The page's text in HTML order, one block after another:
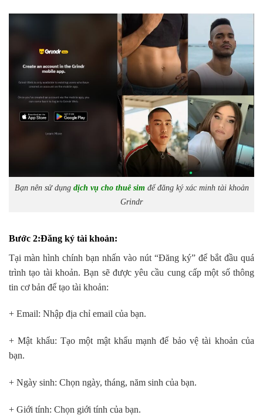
Bạn nên sử dụng dịch vụ cho thuê simđể đăng ký xác minh tài khoản
Grindr
Bước 2:Đăng ký tài khoản:
Tại màn hình chính bạn nhấn vào nút “Đăng ký” để bắt đầu quá
trình tạo tài khoản. Bạn sẽ được yêu cầu cung cấp một số thông
tin cơ bản để tạo tài khoản:
+ Email: Nhập địa chỉ email của bạn.
+ Mật khẩu: Tạo một mật khẩu mạnh để bảo vệ tài khoản của
bạn.
+ Ngày sinh: Chọn ngày, tháng, năm sinh của bạn.
+ Giới tính: Chọn giới tính của bạn.